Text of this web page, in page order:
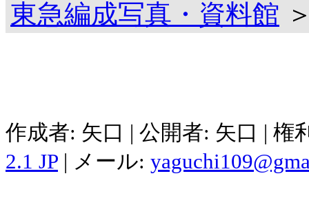
東急編成写真・資料館
作成者: 矢口 | 公開者: 矢口 |
2.1 JP | メール: